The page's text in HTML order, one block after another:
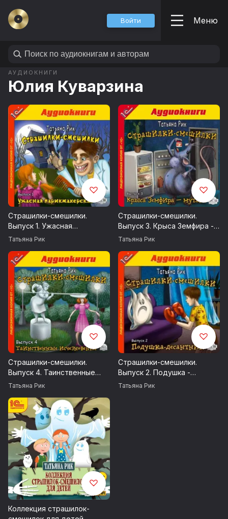
Войти Меню
АУДИОКНИГИ
Юлия Куварзина
Страшилки-смешилки.
Выпуск 1. Ужасная
парикмахерская
Татьяна Рик
Страшилки-смешилки.
Выпуск 3. Крыса Земфира -
мутант
Татьяна Рик
Страшилки-смешилки.
Выпуск 4. Таинственные
исчезновения
Татьяна Рик
Страшилки-смешилки.
Выпуск 2. Подушка -
десантник
Татьяна Рик
Коллекция страшилок-